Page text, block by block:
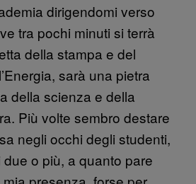
dirigendomi verso
tra pochi minuti si terrà
della stampa e del
sarà una pietra
della scienza e della
Più volte sembro destare
negli occhi degli studenti,
o più, a quanto pare